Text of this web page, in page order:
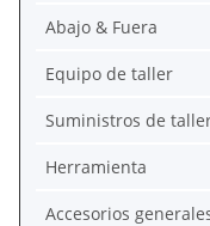
Abajo & Fuera
Equipo de taller
Suministros de
Herramienta
Accesorios